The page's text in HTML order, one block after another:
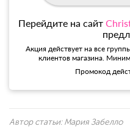
Перейдите на сайт
Акция действует на все
клиентов магазина.
Промокод
Автор статьи: Мария Забелло